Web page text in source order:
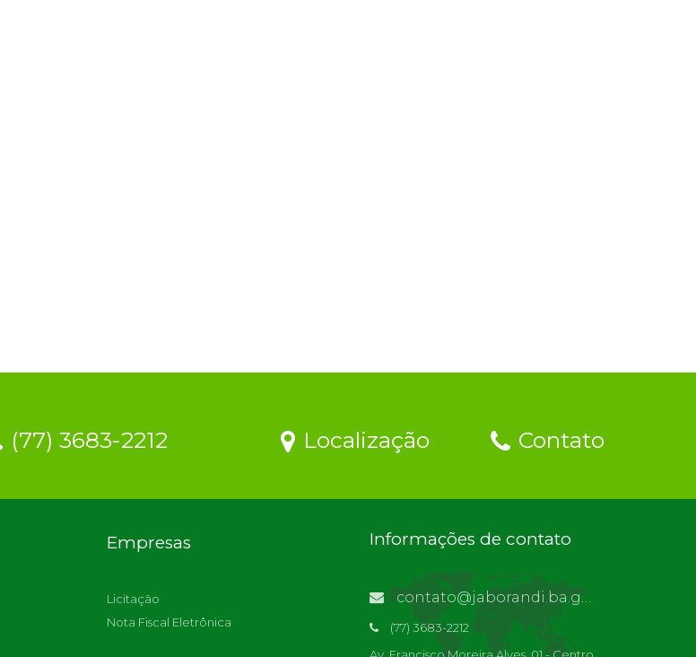
(77) 3683-2212 Localização Contato
Empresas
Licitação
Nota Fiscal Eletrônica
Informações de contato
contato@jaborandi.ba.gov.br | Funcionário Responsável: Ronaldo Da Paz Dourado
(77) 3683-2212